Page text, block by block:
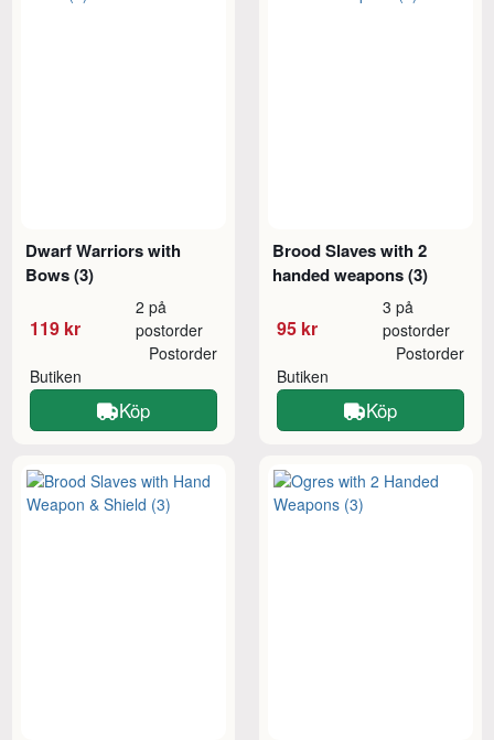
Dwarf Warriors with
Bows (3)
119 kr
2 på
postorder
Butiken
Postorder
Köp
Brood Slaves with 2
handed weapons (3)
95 kr
3 på
postorder
Butiken
Postorder
Köp